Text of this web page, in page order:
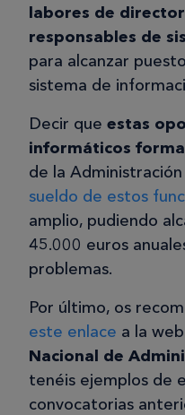
labores de
responsables de
para alcanzar
sistema de
Decir que estas
informáticos
de la
sueldo de estos
amplio, pudiendo
45.000 euros
problemas.
Por último, os
este enlace a la
Nacional de
tenéis ejemplos de
convocatorias